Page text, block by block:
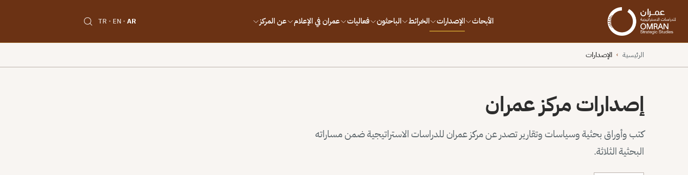
الأبحاث الإصدارات الخرائط الباحثون فعاليات عمران في الإعلام عن المركز AR
EN
TR
الرئيسية › الإصدارات
إصدارات مركز عمران
كتب وأوراق بحثية وسياسات وتقارير تصدر عن مركز عمران للدراسات الاستراتيجية ضمن مساراته
البحثية الثلاثة.